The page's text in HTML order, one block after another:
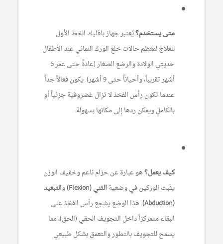
متى يستخدم؟يُعتبر جهاز بافليك الخط الأول
للعلاج لمعظم حالات خلع الورك النمائي عند الأطفال
حديثي الولادة والرضع الصغار (عادةً حتى عمر 6
أشهر تقريباً، وأحياناً حتى 9 أشهر). يكون فعالاً جداً
عندما تكون رأس الفخذ لا تزال غضروفية جزئياً أو
بالكامل ويمكن ردها إلى مكانها بسهولة.
كيف يعمل؟هو عبارة عن حزام ناعم وخفيف الوزن
يثبت الوركين في وضعيةالثني (Flexion) والتبعيد
(Abduction)
. هذا الوضع يشجع رأس الفخذ على
البقاء متمركزاً داخل التجويف الحقي (الحق)، مما
يسمح للتجويف بالتطور والتعمق بشكل طبيعي